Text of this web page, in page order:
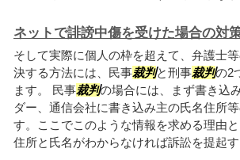
ネットで誹謗中傷を受けた場合の対
そして実際に個人の枠を超えて、弁護士
決する方法には、民事裁判と刑事裁判の2
ます。 民事裁判の場合には、まず書き込
ダー、通信会社に書き込み主の氏名住所
す。ここでこのような情報を求める理由
住所と氏名がわからなければ訴訟を提起